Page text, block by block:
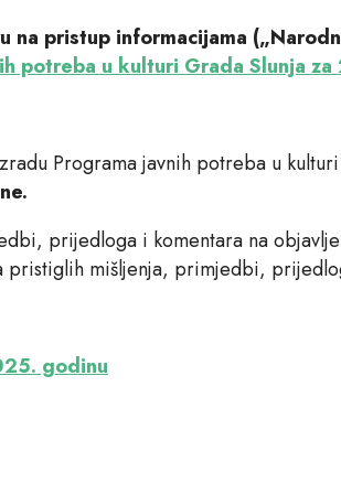
na pristup informacijama
potreba u kulturi Grada Slunja
Programa javnih potreba u
prijedloga i komentara na
mišljenja, primjedbi,
godinu